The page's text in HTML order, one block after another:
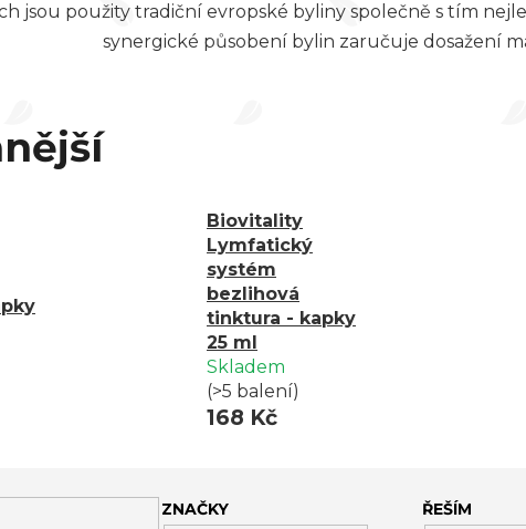
jsou použity tradiční evropské byliny společně s tím
synergické působení bylin zaručuje dosažení
Biovitality
Lymfatický
systém
bezlihová
tinktura - kapky
25 ml
Skladem
(>5 balení)
168 Kč
ZNAČKY ŘEŠÍM